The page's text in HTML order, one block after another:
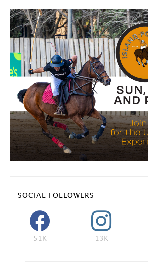
SOCIAL FOLLOWERS
51K 13K